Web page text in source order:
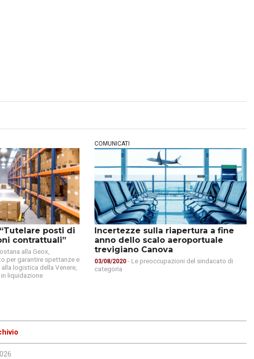
posti di
contrattuali”
alla Geox,
per garantire spettanze e
logistica della Venere,
liquidazione
COMUNICATI
Incertezze sulla riapertura a fine
anno dello scalo aeroportuale
trevigiano Canova
03/08/2020 - Le preoccupazioni del sindacato di
categoria